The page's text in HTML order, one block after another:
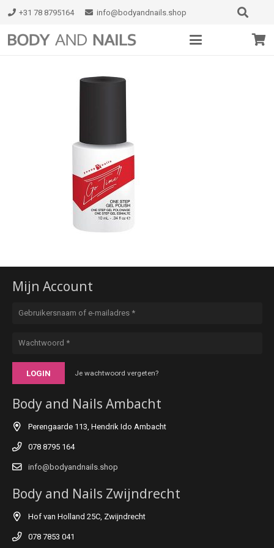
+31 78 8795164 info@bodyandnails.shop
Mijn Account
LOGIN Je wachtwoord vergeten?
Body and Nails Ambacht
Perengaarde 113, Hendrik Ido Ambacht
078 8795 164
info@bodyandnails.shop
Body and Nails Zwijndrecht
Hof van Holland 25C, Zwijndrecht
078 7853 041